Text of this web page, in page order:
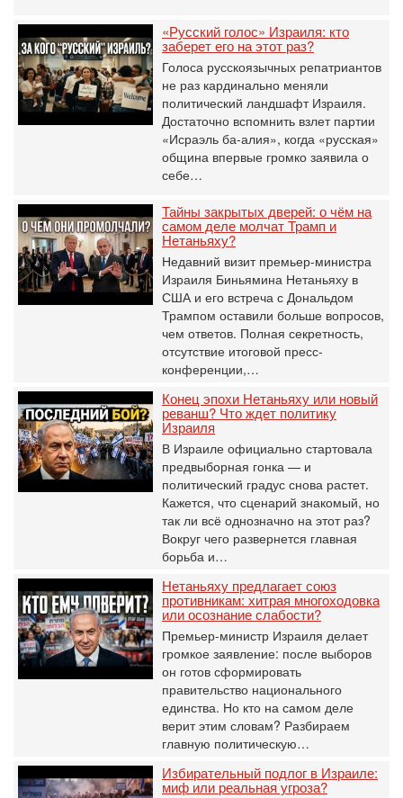
«Русский голос» Израиля: кто
заберет его на этот раз?
Голоса русскоязычных репатриантов
не раз кардинально меняли
политический ландшафт Израиля.
Достаточно вспомнить взлет партии
«Исраэль ба-алия», когда «русская»
община впервые громко заявила о
себе…
Тайны закрытых дверей: о чём на
самом деле молчат Трамп и
Нетаньяху?
Недавний визит премьер-министра
Израиля Биньямина Нетаньяху в
США и его встреча с Дональдом
Трампом оставили больше вопросов,
чем ответов. Полная секретность,
отсутствие итоговой пресс-
конференции,…
Конец эпохи Нетаньяху или новый
реванш? Что ждет политику
Израиля
В Израиле официально стартовала
предвыборная гонка — и
политический градус снова растет.
Кажется, что сценарий знакомый, но
так ли всё однозначно на этот раз?
Вокруг чего развернется главная
борьба и…
Нетаньяху предлагает союз
противникам: хитрая многоходовка
или осознание слабости?
Премьер-министр Израиля делает
громкое заявление: после выборов
он готов сформировать
правительство национального
единства. Но кто на самом деле
верит этим словам? Разбираем
главную политическую…
Избирательный подлог в Израиле:
миф или реальная угроза?